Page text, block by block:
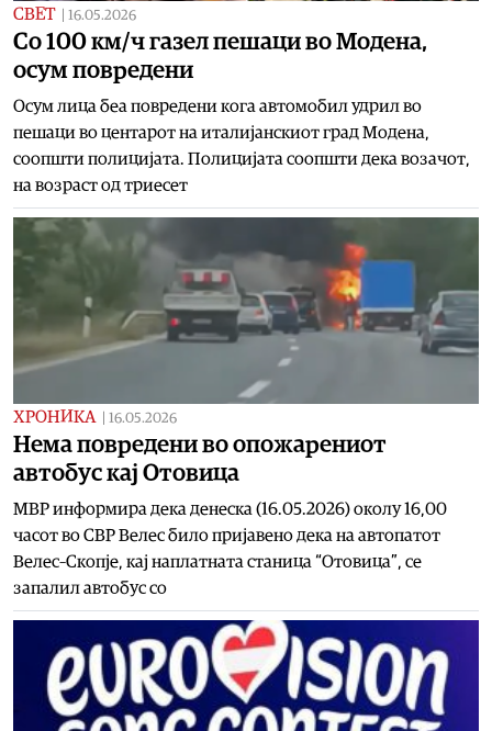
СВЕТ 16.05.2026
Со 100 км/ч газел пешаци во Модена,
осум повредени
Осум лица беа повредени кога автомобил удрил во
пешаци во центарот на италијанскиот град Модена,
соопшти полицијата. Полицијата соопшти дека возачот,
на возраст од триесет
ХРОНИКА 16.05.2026
Нема повредени во опожарениот
автобус кај Отовица
МВР информира дека денеска (16.05.2026) околу 16,00
часот во СВР Велес било пријавено дека на автопатот
Велес–Скопје, кај наплатната станица “Отовица”, се
запалил автобус со